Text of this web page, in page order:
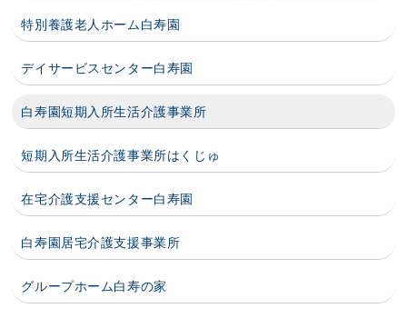
特別養護老人ホーム白寿園
デイサービスセンター白寿園
白寿園短期入所生活介護事業所
短期入所生活介護事業所はくじゅ
在宅介護支援センター白寿園
白寿園居宅介護支援事業所
グループホーム白寿の家